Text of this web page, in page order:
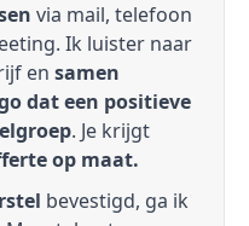
via mail, telefoon
Ik luister naar
en samen
dat een positieve
. Je krijgt
op maat.
bevestigd, ga ik